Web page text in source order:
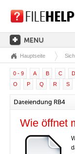
HAUPTSEITE
DLL-DATEIEN
PROGRAMME
Hauptseite
0 - 9 A B C D
O
P Q R S
Dateiendung RB4
Wie öffnet